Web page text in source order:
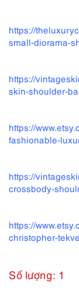
https://
small-diorama-
https://
skin-shoulder-
https://
fashionable-
https://
crossbody-
https://
christopher-
Số lượng: 1